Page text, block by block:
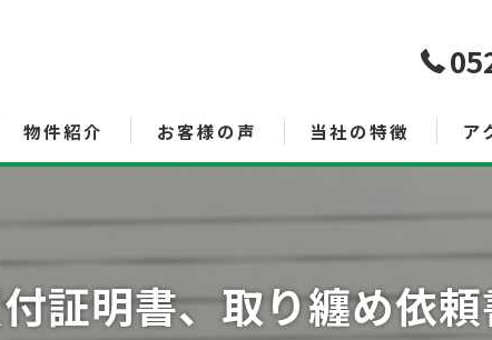
物件紹介 お客様の声 当社の特徴
査定
空き家管理サービス
ア
証明書、取り纏め依